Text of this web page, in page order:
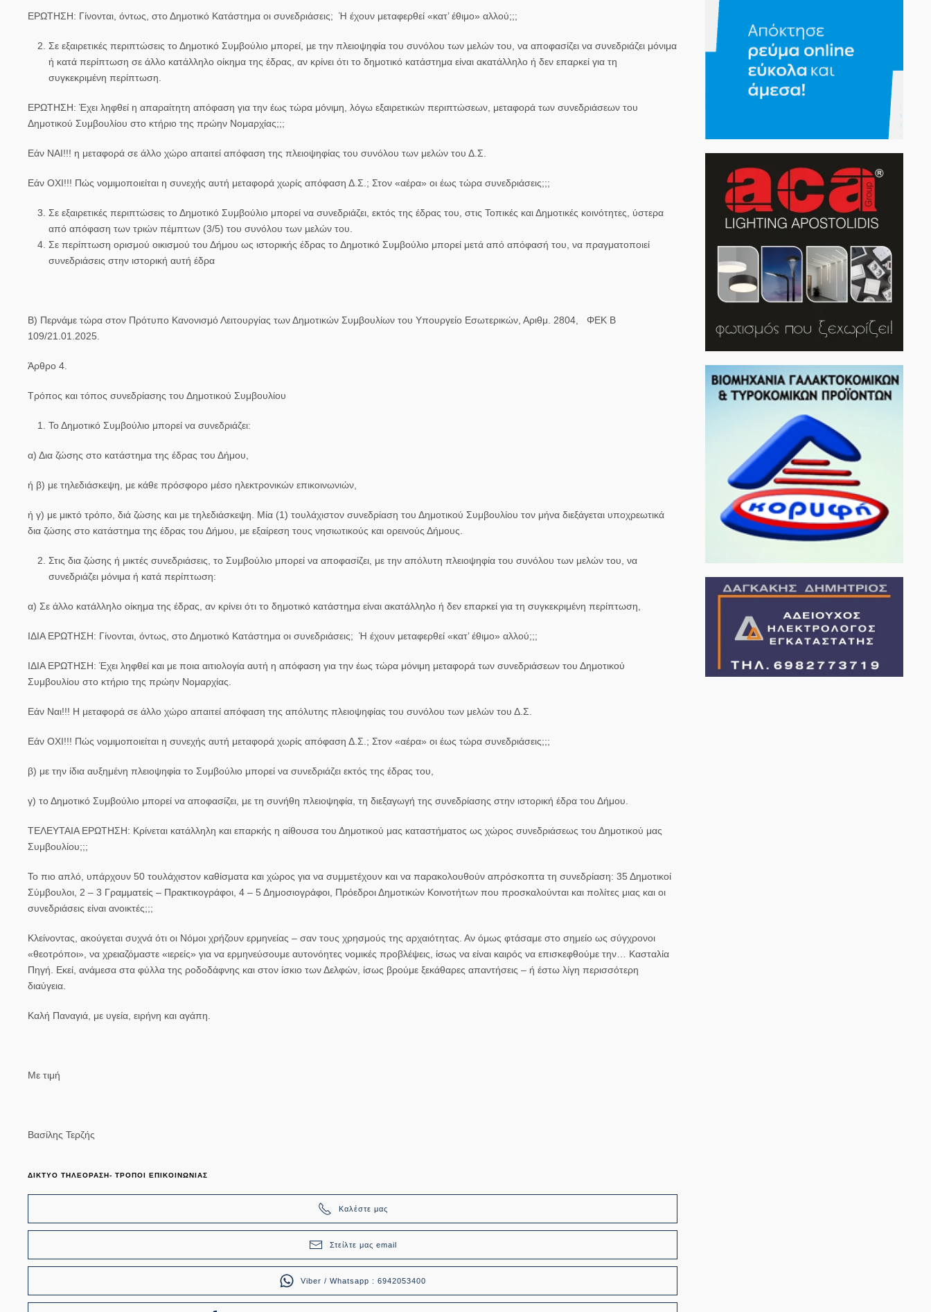
ΕΡΩΤΗΣΗ: Γίνονται, όντως, στο Δημοτικό Κατάστημα οι συνεδριάσεις; Ή έχουν μεταφερθεί «κατ’ έθιμο» αλλού;;;
Σε εξαιρετικές περιπτώσεις το Δημοτικό Συμβούλιο μπορεί, µε την πλειοψηφία του συνόλου των µελών του, να αποφασίζει να συνεδριάζει μόνιμα
ή κατά περίπτωση σε άλλο κατάλληλο οίκημα της έδρας, αν κρίνει ότι το δημοτικό κατάστημα είναι ακατάλληλο ή δεν επαρκεί για τη
συγκεκριμένη περίπτωση
ΕΡΩΤΗΣΗ: Έχει ληφθεί η απαραίτητη απόφαση για την έως τώρα μόνιμη, λόγω εξαιρετικών περιπτώσεων, μεταφορά των συνεδριάσεων του
Δημοτικού Συμβουλίου στο κτήριο της πρώην Νομαρχίας;;;
Εάν ΝΑΙ!!! η μεταφορά σε άλλο χώρο απαιτεί απόφαση της πλειοψηφίας του συνόλου των μελών του Δ.Σ.
Εάν ΟΧΙ!!! Πώς νομιμοποιείται η συνεχής αυτή μεταφορά χωρίς απόφαση Δ.Σ.; Στον «αέρα» οι έως τώρα συνεδριάσεις;;;
Σε εξαιρετικές περιπτώσεις το Δημοτικό Συμβούλιο μπορεί να συνεδριάζει, εκτός της έδρας του, στις Τοπικές και Δημοτικές κοινότητες, ύστερα
από απόφαση των τριών πέμπτων (3/5) του συνόλου των µελών του.
Σε περίπτωση ορισμού οικισμού του Δήμου ως ιστορικής έδρας το Δημοτικό Συμβούλιο μπορεί μετά από απόφασή του, να πραγματοποιεί
συνεδριάσεις στην ιστορική αυτή έδρα
Β) Περνάμε τώρα στον Πρότυπο Κανονισμό Λειτουργίας των Δημοτικών Συμβουλίων του Υπουργείο Εσωτερικών, Αριθμ. 2804, ΦΕΚ Β
109/21.01.2025.
Άρθρο 4.
Τρόπος και τόπος συνεδρίασης του Δημοτικού Συμβουλίου
Το Δημοτικό Συμβούλιο μπορεί να συνεδριάζει:
α) Δια ζώσης στο κατάστημα της έδρας του Δήμου,
ή β) με τηλεδιάσκεψη, με κάθε πρόσφορο μέσο ηλεκτρονικών επικοινωνιών,
ή γ) με μικτό τρόπο, διά ζώσης και με τηλεδιάσκεψη. Μία (1) τουλάχιστον συνεδρίαση του Δημοτικού Συμβουλίου τον μήνα διεξάγεται υποχρεωτικά
δια ζώσης στο κατάστημα της έδρας του Δήμου, με εξαίρεση τους νησιωτικούς και ορεινούς Δήμους.
Στις δια ζώσης ή μικτές συνεδριάσεις, το Συμβούλιο μπορεί να αποφασίζει, με την απόλυτη πλειοψηφία του συνόλου των μελών του, να
συνεδριάζει μόνιμα ή κατά περίπτωση:
α) Σε άλλο κατάλληλο οίκημα της έδρας, αν κρίνει ότι το δημοτικό κατάστημα είναι ακατάλληλο ή δεν επαρκεί για τη συγκεκριμένη περίπτωση,
ΙΔΙΑ ΕΡΩΤΗΣΗ: Γίνονται, όντως, στο Δημοτικό Κατάστημα οι συνεδριάσεις; Ή έχουν μεταφερθεί «κατ’ έθιμο» αλλού;;;
ΙΔΙΑ ΕΡΩΤΗΣΗ: Έχει ληφθεί και με ποια αιτιολογία αυτή η απόφαση για την έως τώρα μόνιμη μεταφορά των συνεδριάσεων του Δημοτικού
Συμβουλίου στο κτήριο της πρώην Νομαρχίας.
Εάν Ναι!!! Η μεταφορά σε άλλο χώρο απαιτεί απόφαση της απόλυτης πλειοψηφίας του συνόλου των μελών του Δ.Σ.
Εάν ΟΧΙ!!! Πώς νομιμοποιείται η συνεχής αυτή μεταφορά χωρίς απόφαση Δ.Σ.; Στον «αέρα» οι έως τώρα συνεδριάσεις;;;
β) με την ίδια αυξημένη πλειοψηφία το Συμβούλιο μπορεί να συνεδριάζει εκτός της έδρας του,
γ) το Δημοτικό Συμβούλιο μπορεί να αποφασίζει, με τη συνήθη πλειοψηφία, τη διεξαγωγή της συνεδρίασης στην ιστορική έδρα του Δήμου.
ΤΕΛΕΥΤΑΙΑ ΕΡΩΤΗΣΗ: Κρίνεται κατάλληλη και επαρκής η αίθουσα του Δημοτικού μας καταστήματος ως χώρος συνεδριάσεως του Δημοτικού μας
Συμβουλίου;;;
Το πιο απλό, υπάρχουν 50 τουλάχιστον καθίσματα και χώρος για να συμμετέχουν και να παρακολουθούν απρόσκοπτα τη συνεδρίαση: 35 Δημοτικοί
Σύμβουλοι, 2 – 3 Γραμματείς – Πρακτικογράφοι, 4 – 5 Δημοσιογράφοι, Πρόεδροι Δημοτικών Κοινοτήτων που προσκαλούνται και πολίτες μιας και οι
συνεδριάσεις είναι ανοικτές;;;
Κλείνοντας, ακούγεται συχνά ότι οι Νόμοι χρήζουν ερμηνείας – σαν τους χρησμούς της αρχαιότητας. Αν όμως φτάσαμε στο σημείο ως σύγχρονοι
«θεοτρόποι», να χρειαζόμαστε «ιερείς» για να ερμηνεύσουμε αυτονόητες νομικές προβλέψεις, ίσως να είναι καιρός να επισκεφθούμε την… Κασταλία
Πηγή. Εκεί, ανάμεσα στα φύλλα της ροδοδάφνης και στον ίσκιο των Δελφών, ίσως βρούμε ξεκάθαρες απαντήσεις – ή έστω λίγη περισσότερη
διαύγεια.
Καλή Παναγιά, με υγεία, ειρήνη και αγάπη.
Με τιμή
Βασίλης Τερζής
ΔΙΚΤΥΟ ΤΗΛΕΟΡΑΣΗ- ΤΡΟΠΟΙ ΕΠΙΚΟΙΝΩΝΙΑΣ
Καλέστε μας
Στείλτε μας email
Viber / Whatsapp : 6942053400